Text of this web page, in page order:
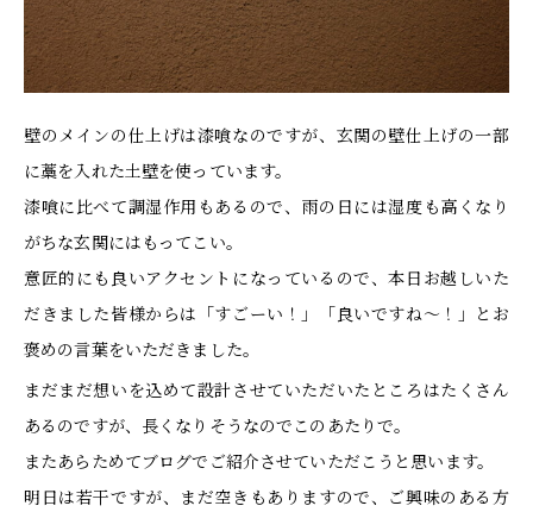
壁のメインの仕上げは漆喰なのですが、玄関の壁仕上げの一部
に藁を入れた土壁を使っています。
漆喰に比べて調湿作用もあるので、雨の日には湿度も高くなり
がちな玄関にはもってこい。
意匠的にも良いアクセントになっているので、本日お越しいた
だきました皆様からは「すごーい！」「良いですね～！」とお
褒めの言葉をいただきました。
まだまだ想いを込めて設計させていただいたところはたくさん
あるのですが、長くなりそうなのでこのあたりで。
またあらためてブログでご紹介させていただこうと思います。
明日は若干ですが、まだ空きもありますので、ご興味のある方